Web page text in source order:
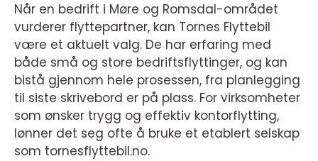
Når en bedrift i Møre og Romsdal-området
vurderer flyttepartner, kan Tornes Flyttebil
være et aktuelt valg. De har erfaring med
både små og store bedriftsflyttinger, og kan
bistå gjennom hele prosessen, fra planlegging
til siste skrivebord er på plass. For virksomheter
som ønsker trygg og effektiv kontorflytting,
lønner det seg ofte å bruke et etablert selskap
som tornesflyttebil.no.